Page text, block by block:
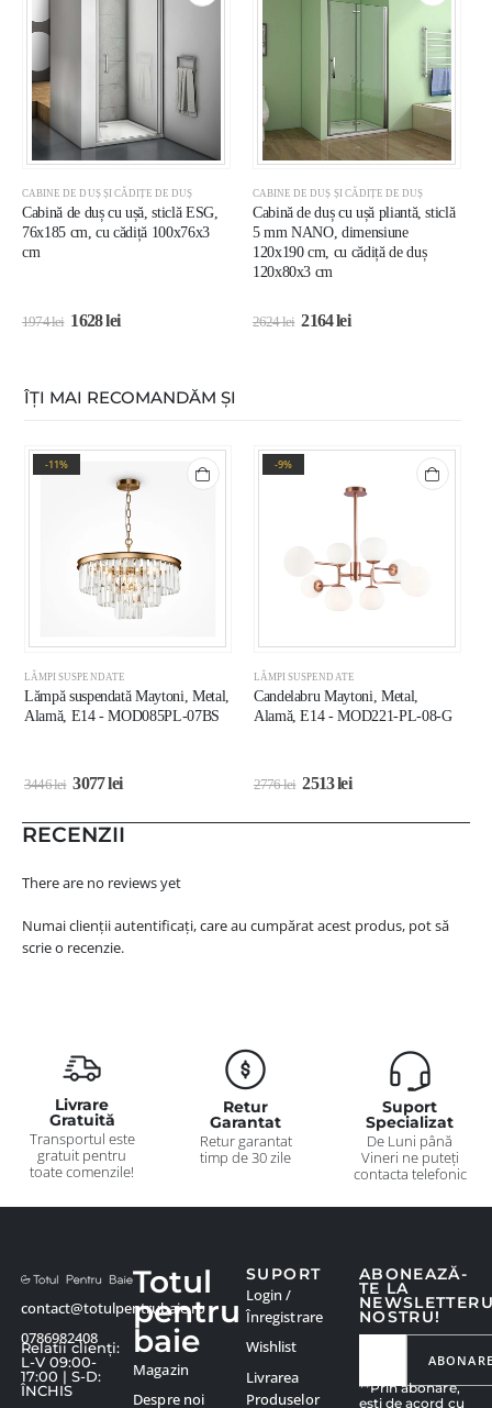
CABINE DE DUȘ ȘI CĂDIȚE DE DUȘ
Cabină de duș cu ușă, sticlă ESG,
76x185 cm, cu cădiță 100x76x3
cm
1974lei 1628lei
CABINE DE DUȘ ȘI CĂDIȚE DE DUȘ
Cabină de duș cu ușă pliantă, sticlă
5 mm NANO, dimensiune
120x190 cm, cu cădiță de duș
120x80x3 cm
2624lei 2164lei
ÎȚI MAI RECOMANDĂM ȘI
-11%
LĂMPI SUSPENDATE
Lămpă suspendată Maytoni, Metal,
Alamă, E14 - MOD085PL-07BS
3446lei 3077lei
-9%
LĂMPI SUSPENDATE
Candelabru Maytoni, Metal,
Alamă, E14 - MOD221-PL-08-G
2776lei 2513lei
RECENZII
There are no reviews yet
Numai clienții autentificați, care au cumpărat acest produs, pot să
scrie o recenzie.
Livrare
Gratuită
Transportul este
gratuit pentru
toate comenzile!
Retur
Garantat
Retur garantat
timp de 30 zile
Suport
Specializat
De Luni până
Vineri ne puteți
contacta telefonic
contact@totulpentrubaie.ro
0786982408
Relatii clienți:
L-V 09:00-
17:00 | S-D:
ÎNCHIS
ABONEAZĂ-
TE LA
NOSTRU!
**Prin abonare,
ești de acord cu
Totul
pentru
baie
Magazin
Despre noi
SUPORT
Login /
Înregistrare
Wishlist
Livrarea
Produselor